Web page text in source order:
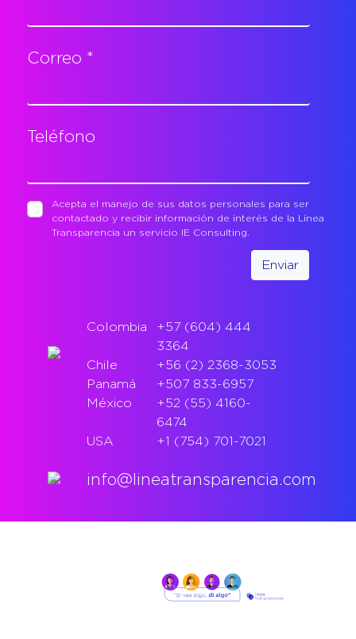
Correo *
Teléfono
Acepta el manejo de sus datos personales para ser
contactado y recibir información de interés de la Línea
Transparencia un servicio IE Consulting.
Enviar
Colombia
+57 (604) 444
3364
Chile
+56 (2) 2368-3053
Panamá
+507 833-6957
México
+52 (55) 4160-
6474
USA
+1 (754) 701-7021
info@lineatransparencia.com